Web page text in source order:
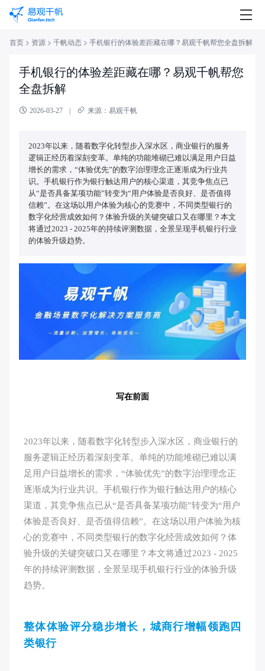
首页 > 资源 > 千帆动态 > 手机银行的体验差距藏在哪？易观千帆帮您全盘拆解
手机银行的体验差距藏在哪？易观千帆帮您
全盘拆解
2026-03-27 来源：易观千帆
2023年以来，随着数字化转型步入深水区，商业银行的服务
逻辑正经历着深刻变革。单纯的功能堆砌已难以满足用户日益
增长的需求，“体验优先”的数字治理理念正逐渐成为行业共
识。手机银行作为银行触达用户的核心渠道，其竞争焦点已
从“是否具备某项功能”转变为“用户体验是否良好、是否值得
信赖”。在这场以用户体验为核心的竞赛中，不同类型银行的
数字化经营成效如何？体验升级的关键突破口又在哪里？本文
将通过2023 - 2025年的持续评测数据，全景呈现手机银行行业
的体验升级趋势。
写在前面
2023年以来，随着数字化转型步入深水区，商业银行的
服务逻辑正经历着深刻变革。单纯的功能堆砌已难以满
足用户日益增长的需求，“体验优先”的数字治理理念正
逐渐成为行业共识。手机银行作为银行触达用户的核心
渠道，其竞争焦点已从“是否具备某项功能”转变为“用户
体验是否良好、是否值得信赖”。在这场以用户体验为核
心的竞赛中，不同类型银行的数字化经营成效如何？体
验升级的关键突破口又在哪里？本文将通过2023 - 2025
年的持续评测数据，全景呈现手机银行行业的体验升级
趋势。
整体体验评分稳步增长，城商行增幅领跑四
类银行